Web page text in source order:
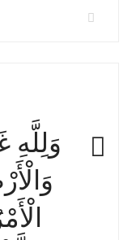
وَلِلَّهِ